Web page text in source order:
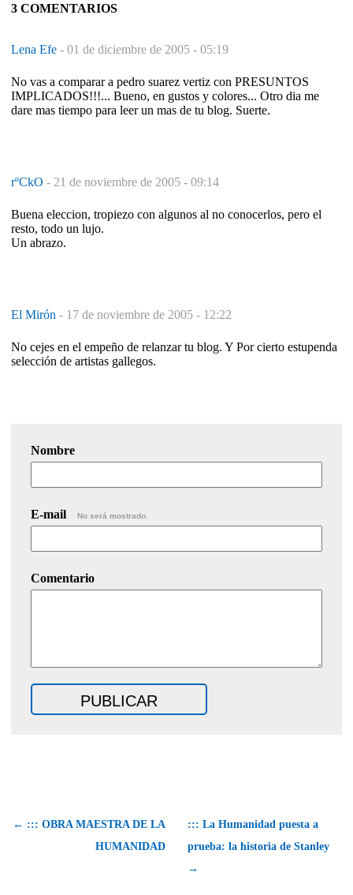
3 COMENTARIOS
Lena Efe - 01 de diciembre de 2005 - 05:19
No vas a comparar a pedro suarez vertiz con PRESUNTOS
IMPLICADOS!!!... Bueno, en gustos y colores... Otro dia me
dare mas tiempo para leer un mas de tu blog. Suerte.
rºCkO - 21 de noviembre de 2005 - 09:14
Buena eleccion, tropiezo con algunos al no conocerlos, pero el
resto, todo un lujo.
Un abrazo.
El Mirón - 17 de noviembre de 2005 - 12:22
No cejes en el empeño de relanzar tu blog. Y Por cierto estupenda
selección de artistas gallegos.
Nombre
E-mail No será mostrado.
Comentario
← ::: OBRA MAESTRA DE LA
HUMANIDAD
::: La Humanidad puesta a
prueba: la historia de Stanley
→